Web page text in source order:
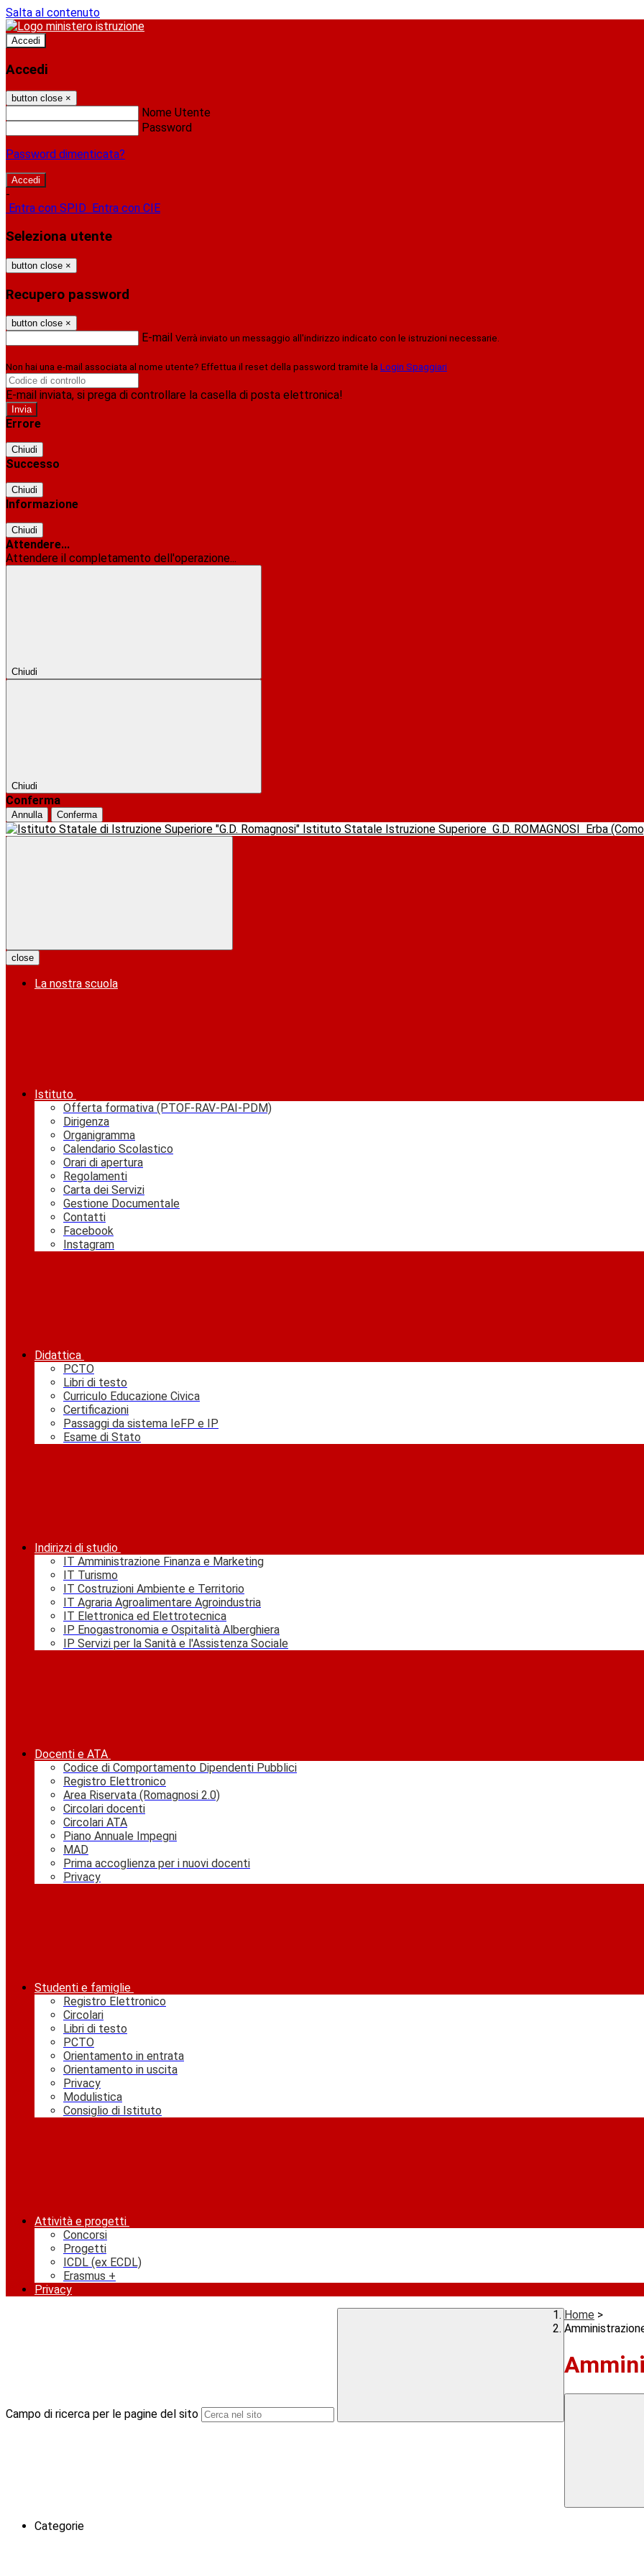
Salta al contenuto
Accedi
Accedi
button close ×
Nome Utente
Password
Password dimenticata?
-
Entra con SPID Entra con CIE
Seleziona utente
button close ×
Recupero password
button close ×
E-mail Verrà inviato un messaggio all'indirizzo indicato con le istruzioni necessarie.
Non hai una e-mail associata al nome utente? Effettua il reset della password tramite la Login Spaggiari
E-mail inviata, si prega di controllare la casella di posta elettronica!
Errore
Chiudi
Successo
Chiudi
Informazione
Chiudi
Attendere...
Attendere il completamento dell'operazione...
Chiudi
Chiudi
Conferma
Annulla Conferma
Istituto Statale Istruzione Superiore G.D. ROMAGNOSI Erba
close
La nostra scuola
Istituto
Offerta formativa (PTOF-RAV-PAI-PDM)
Dirigenza
Organigramma
Calendario Scolastico
Orari di apertura
Regolamenti
Carta dei Servizi
Gestione Documentale
Contatti
Facebook
Instagram
Didattica
PCTO
Libri di testo
Curriculo Educazione Civica
Certificazioni
Passaggi da sistema IeFP e IP
Esame di Stato
Indirizzi di studio
IT Amministrazione Finanza e Marketing
IT Turismo
IT Costruzioni Ambiente e Territorio
IT Agraria Agroalimentare Agroindustria
IT Elettronica ed Elettrotecnica
IP Enogastronomia e Ospitalità Alberghiera
IP Servizi per la Sanità e l'Assistenza Sociale
Docenti e ATA
Codice di Comportamento Dipendenti Pubblici
Registro Elettronico
Area Riservata (Romagnosi 2.0)
Circolari docenti
Circolari ATA
Piano Annuale Impegni
MAD
Prima accoglienza per i nuovi docenti
Privacy
Studenti e famiglie
Registro Elettronico
Circolari
Libri di testo
PCTO
Orientamento in entrata
Orientamento in uscita
Privacy
Modulistica
Consiglio di Istituto
Attività e progetti
Concorsi
Progetti
ICDL (ex ECDL)
Erasmus +
Privacy
Campo di ricerca per le pagine del sito
Home >
Categorie